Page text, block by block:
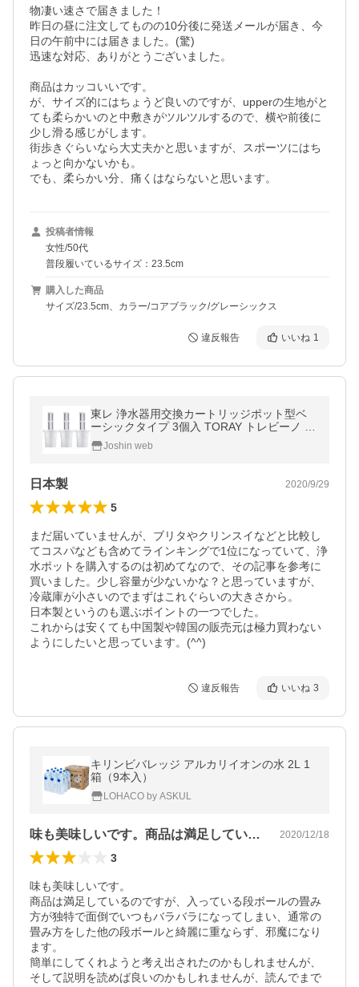
物凄い速さで届きました！
昨日の昼に注文してものの10分後に発送メールが届き、今
日の午前中には届きました。(驚)
迅速な対応、ありがとうございました。
商品はカッコいいです。
が、サイズ的にはちょうど良いのですが、upperの生地がと
ても柔らかいのと中敷きがツルツルするので、横や前後に
少し滑る感じがします。
街歩きぐらいなら大丈夫かと思いますが、スポーツにはち
ょっと向かないかも。
でも、柔らかい分、痛くはならないと思います。
投稿者情報
女性/50代
普段履いているサイズ：23.5cm
購入した商品
サイズ/23.5cm、カラー/コアブラック/グレーシックス
違反報告 いいね 1
東レ 浄水器用交換カートリッジポット型ベ
ーシックタイプ 3個入 TORAY トレビーノ P
Tシリーズ PTC.F3J 返品種別B
Joshin web
日本製 2020/9/29
5
まだ届いていませんが、ブリタやクリンスイなどと比較し
てコスパなども含めてラインキングで1位になっていて、浄
水ポットを購入するのは初めてなので、その記事を参考に
買いました。少し容量が少ないかな？と思っていますが、
冷蔵庫が小さいのでまずはこれぐらいの大きさから。
日本製というのも選ぶポイントの一つでした。
これからは安くても中国製や韓国の販売元は極力買わない
ようにしたいと思っています。(^^)
違反報告 いいね 3
キリンビバレッジ アルカリイオンの水 2L 1
箱（9本入）
LOHACO by ASKUL
味も美味しいです。商品は満足しているの… 2020/12/18
3
味も美味しいです。
商品は満足しているのですが、入っている段ボールの畳み
方が独特で面倒でいつもバラバラになってしまい、通常の
畳み方をした他の段ボールと綺麗に重ならず、邪魔になり
ます。
簡単にしてくれようと考え出されたのかもしれませんが、
そして説明を読めば良いのかもしれませんが、読んでまで